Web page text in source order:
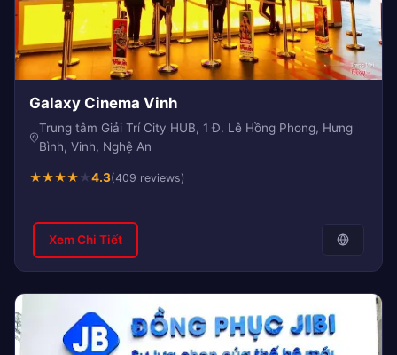
Galaxy Cinema Vinh
Trung tâm Giải Trí City HUB, 1 Đ. Lê Hồng Phong, Hưng
Bình, Vinh, Nghệ An
★★★★★4.3(409 reviews)
Xem Chi Tiết